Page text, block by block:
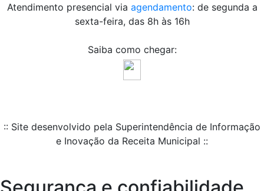
Atendimento presencial via agendamento: de segunda a
sexta-feira, das 8h às 16h
Saiba como chegar:
:: Site desenvolvido pela Superintendência de Informação
e Inovação da Receita Municipal ::